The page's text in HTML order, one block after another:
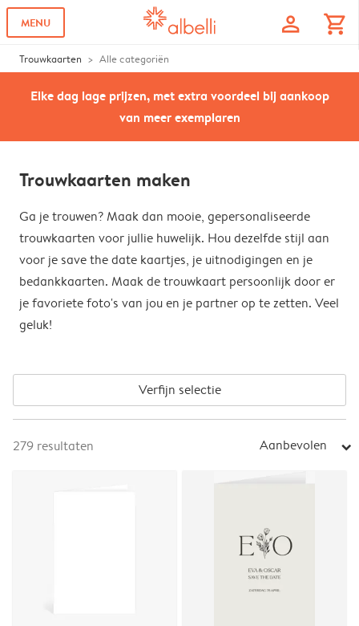
MENU profile shopping_cart
Trouwkaarten Alle categoriën
Elke dag lage prijzen, met extra voordeel bij aankoop
van meer exemplaren
Trouwkaarten maken
Ga je trouwen? Maak dan mooie, gepersonaliseerde
trouwkaarten voor jullie huwelijk. Hou dezelfde stijl aan
voor je save the date kaartjes, je uitnodigingen en je
bedankkaarten. Maak de trouwkaart persoonlijk door er
je favoriete foto's van jou en je partner op te zetten. Veel
geluk!
Verfijn selectie
279 resultaten Aanbevolen arrow_right